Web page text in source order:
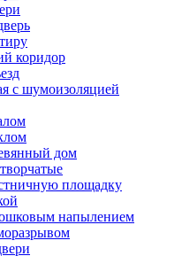
коридор
с шумоизоляцией
дом
площадку
напылением